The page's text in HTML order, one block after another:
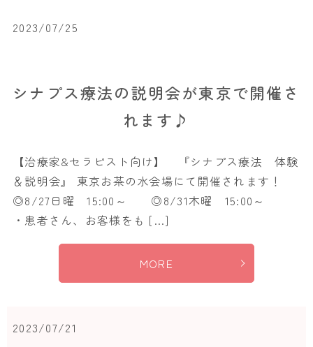
2023/07/25
シナプス療法の説明会が東京で開催さ
れます♪
【治療家&セラピスト向け】 『シナプス療法 体験
＆説明会』 東京お茶の水会場にて開催されます！
◎8/27日曜 15:00～ ◎8/31木曜 15:00～
・患者さん、お客様をも […]
MORE
2023/07/21